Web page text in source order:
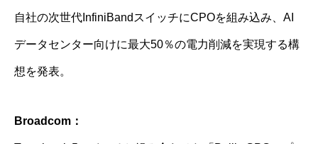
自社の次世代InfiniBandスイッチにCPOを組み込み、AI
データセンター向けに最大50％の電力削減を実現する構
想を発表。
Broadcom：